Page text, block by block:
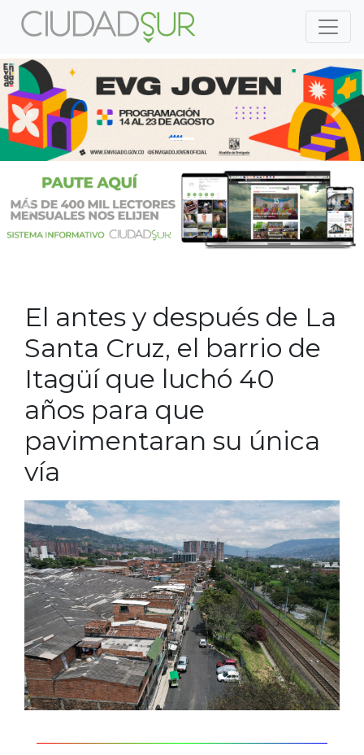
Previous
Previous
El antes y después de La
Santa Cruz, el barrio de
Itagüí que luchó 40
años para que
pavimentaran su única
vía